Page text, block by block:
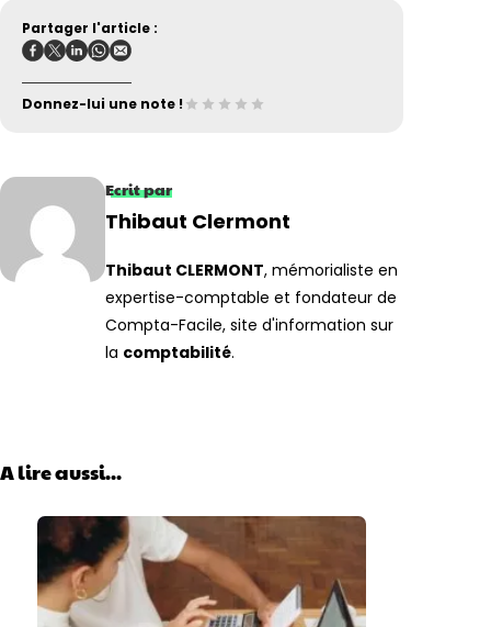
Partager l'article :
Donnez-lui une note !
Ecrit par
Thibaut Clermont
Thibaut CLERMONT, mémorialiste en
expertise-comptable et fondateur de
Compta-Facile, site d'information sur
la comptabilité.
A lire aussi...